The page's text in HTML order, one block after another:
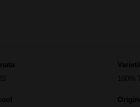
Varietà
100%